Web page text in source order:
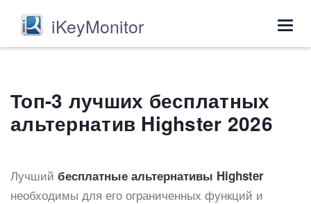
iKeyMonitor
Топ-3 лучших бесплатных
альтернатив Highster 2026
Лучший бесплатные альтернативы Highster
необходимы для его ограниченных функций и